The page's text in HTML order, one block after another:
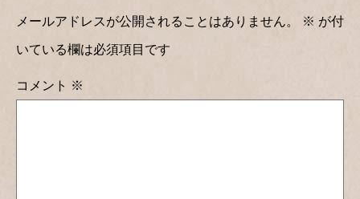
メールアドレスが公開されることはありません。 ※ が付
いている欄は必須項目です
コメント ※